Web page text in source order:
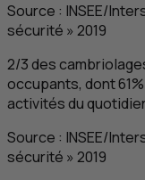
Source : INSEE/
sécurité » 2019
2/3 des
occupants, dont
activités du
Source : INSEE/
sécurité » 2019